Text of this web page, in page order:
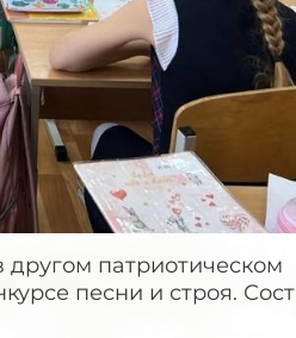
другом патриотическом
песни и строя.